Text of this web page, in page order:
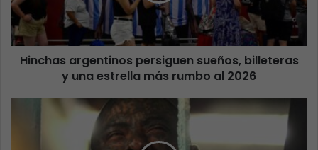
Hinchas argentinos persiguen sueños, billeteras
y una estrella más rumbo al 2026